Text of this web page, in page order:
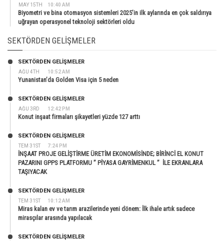
MAY 15TH 10:40 AM
Biyometri ve bina otomasyon sistemleri 2025’in ilk aylarında en çok saldırıya
uğrayan operasyonel teknoloji sektörleri oldu
SEKTÖRDEN GELIŞMELER
AĞU 4TH 10:52 AM
SEKTÖRDEN GELIŞMELER
Yunanistan’da Golden Visa için 5 neden
AĞU 3RD 12:42 PM
SEKTÖRDEN GELIŞMELER
Konut inşaat firmaları şikayetleri yüzde 127 arttı
TEM 31ST 7:24 PM
SEKTÖRDEN GELIŞMELER
İNŞAAT PROJE GELİŞTİRME ÜRETİM EKONOMİSİNDE; BİRİNCİ EL KONUT
PAZARINI GPPS PLATFORMU ” PİYASA GAYRİMENKUL ” İLE EKRANLARA
TAŞIYACAK
TEM 31ST 10:12 AM
SEKTÖRDEN GELIŞMELER
Miras kalan ev ve tarım arazilerinde yeni dönem: İlk ihale artık sadece
mirasçılar arasında yapılacak
SEKTÖRDEN GELIŞMELER